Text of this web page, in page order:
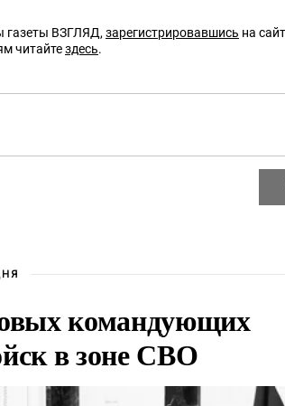
газеты ВЗГЛЯД, зарегистрировавшись на
читайтездесь.
командующих
в зоне СВО